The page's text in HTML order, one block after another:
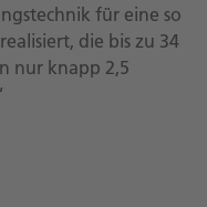
für eine so
die bis zu 34
nur knapp 2,5